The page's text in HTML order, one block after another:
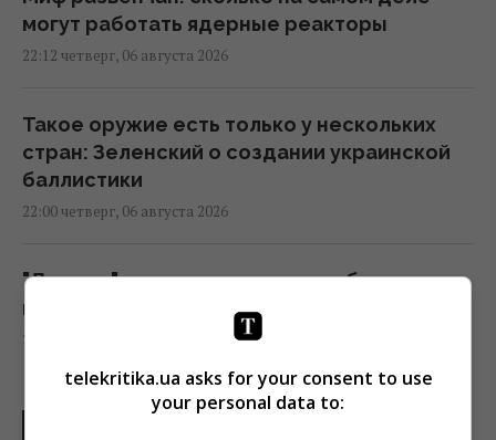
могут работать ядерные реакторы
22:12 четверг, 06 августа 2026
Такое оружие есть только у нескольких
стран: Зеленский о создании украинской
баллистики
22:00 четверг, 06 августа 2026
"Динамо" одержало важную победу в
квалификации Лиги конференций
21:57 четверг, 06 августа 2026
Анчоусы или сардины: какая рыба
telekritika.ua asks for your consent to use
your personal data to: